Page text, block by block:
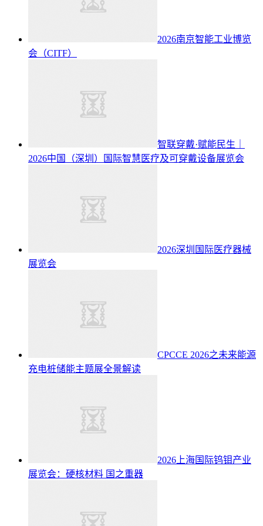
2026南京智能工业博览
会（CITF）
智联穿戴·赋能民生｜
2026中国（深圳）国际智慧医疗及可穿戴设备展览会
2026深圳国际医疗器械
展览会
CPCCE 2026之未来能源
充电桩储能主题展全景解读
2026上海国际钨钼产业
展览会：硬核材料 国之重器